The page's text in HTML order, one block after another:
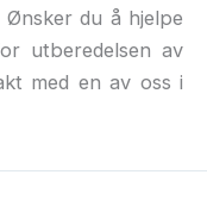
Ønsker du å hjelpe
utberedelsen av
med en av oss i